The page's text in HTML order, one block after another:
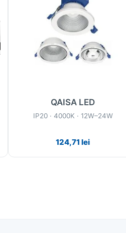
QAISA LED
IP20 · 4000K · 12W–24W
124,71 lei